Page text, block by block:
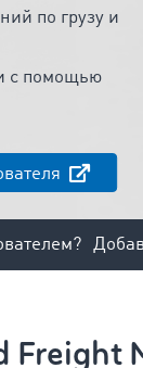
по грузу и
с помощью
Freight